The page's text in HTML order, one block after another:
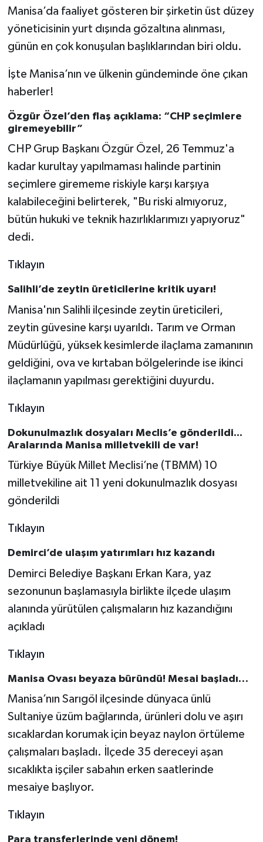
Manisa’da faaliyet gösteren bir şirketin üst düzey
yöneticisinin yurt dışında gözaltına alınması,
günün en çok konuşulan başlıklarından biri oldu.
İşte Manisa’nın ve ülkenin gündeminde öne çıkan
haberler!
Özgür Özel’den flaş açıklama: “CHP seçimlere
giremeyebilir”
CHP Grup Başkanı Özgür Özel, 26 Temmuz'a
kadar kurultay yapılmaması halinde partinin
seçimlere girememe riskiyle karşı karşıya
kalabileceğini belirterek, "Bu riski almıyoruz,
bütün hukuki ve teknik hazırlıklarımızı yapıyoruz"
dedi.
Tıklayın
Salihli’de zeytin üreticilerine kritik uyarı!
Manisa'nın Salihli ilçesinde zeytin üreticileri,
zeytin güvesine karşı uyarıldı. Tarım ve Orman
Müdürlüğü, yüksek kesimlerde ilaçlama zamanının
geldiğini, ova ve kırtaban bölgelerinde ise ikinci
ilaçlamanın yapılması gerektiğini duyurdu.
Tıklayın
Dokunulmazlık dosyaları Meclis’e gönderildi...
Aralarında Manisa milletvekili de var!
Türkiye Büyük Millet Meclisi’ne (TBMM) 10
milletvekiline ait 11 yeni dokunulmazlık dosyası
gönderildi
Tıklayın
Demirci’de ulaşım yatırımları hız kazandı
Demirci Belediye Başkanı Erkan Kara, yaz
sezonunun başlamasıyla birlikte ilçede ulaşım
alanında yürütülen çalışmaların hız kazandığını
açıkladı
Tıklayın
Manisa Ovası beyaza büründü! Mesai başladı…
Manisa’nın Sarıgöl ilçesinde dünyaca ünlü
Sultaniye üzüm bağlarında, ürünleri dolu ve aşırı
sıcaklardan korumak için beyaz naylon örtüleme
çalışmaları başladı. İlçede 35 dereceyi aşan
sıcaklıkta işçiler sabahın erken saatlerinde
mesaiye başlıyor.
Tıklayın
Para transferlerinde yeni dönem!